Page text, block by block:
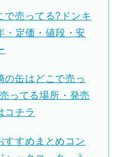
で売ってる?ドンキ
・定価・値段・安
の缶はどこで売っ
ってる場所・発売
コチラ
すすめまとめコン